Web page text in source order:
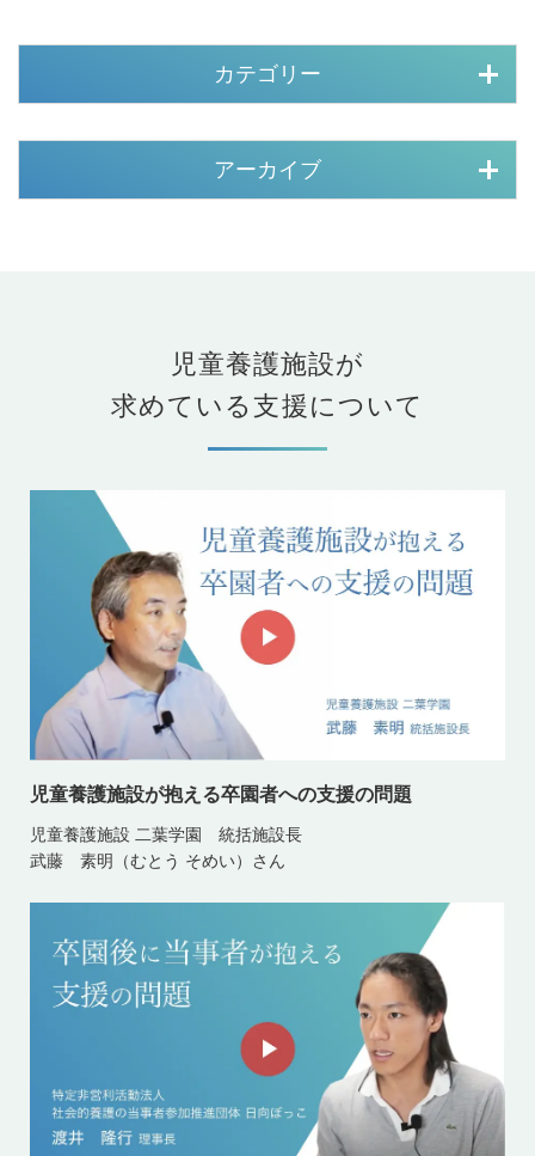
カテゴリー
アーカイブ
児童養護施設が
求めている支援について
児童養護施設が抱える卒園者への支援の問題
児童養護施設 二葉学園 統括施設長
武藤 素明（むとう そめい）さん